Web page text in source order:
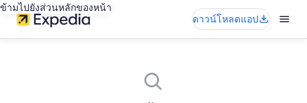
ข้ามไปยังส่วนหลักของหน้า
ดาวน์โหลดแอป